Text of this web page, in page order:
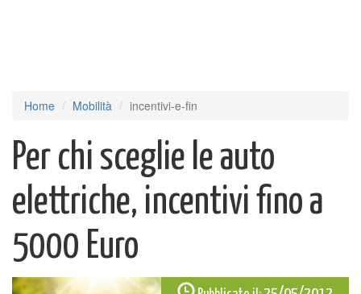
Home Mobilità incentivi-e-fin
Per chi sceglie le auto
elettriche, incentivi fino a
5000 Euro